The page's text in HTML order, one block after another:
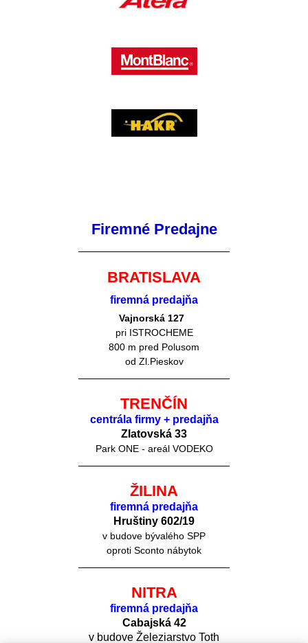
Firemné Predajne
BRATISLAVA
firemná predajňa
Vajnorská 127
pri ISTROCHEME
800 m pred Polusom
od Zl.Pieskov
TRENČÍN
centrála firmy + predajňa
Zlatovská 33
Park ONE - areál VODEKO
ŽILINA
firemná predajňa
Hruštiny 602/19
v budove bývalého SPP
oproti Sconto nábytok
NITRA
firemná predajňa
Cabajská 42
v budove Železiarstvo Toth